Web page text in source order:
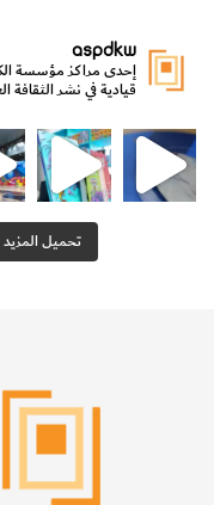
aspdkw
إحدى مراكز مؤسسة
قيادية في نشر الثقافة
لشؤون الش
من الأعماق نكتشف ومن
⁨ ⁨ نتشرف بدعوتكم لزيارة جناح التقدم العلمي للنشر
تحميل المزيد